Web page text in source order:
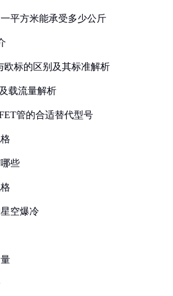
平方米能承受多少公斤
欧标的区别及其标准解析
载流量解析
管的合适替代型号
些
空爆冷